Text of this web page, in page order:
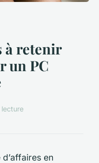
à retenir
un PC
lecture
en